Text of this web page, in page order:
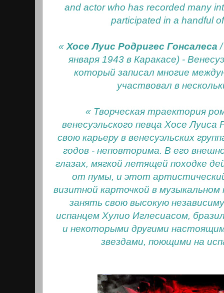
and actor who has recorded many
participated in a handful
« Хосе Луис Родригес Гонсалеса
января 1943 в Каракасе) -
который записал многие
участвовал в
« Творческая траектория
венесуэльского певца Хосе Луиса
свою карьеру в венесуэльских
годов - неповторима. В его
глазах, мягкой летящей походке
от пумы, и этот
визитной карточкой в
занять свою высокую
испанцем Хулио Иглесиасом,
и некоторыми другими
звездами, поющими на